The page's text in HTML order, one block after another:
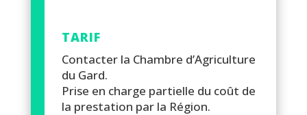
TARIF
Contacter la Chambre d’Agriculture
du Gard.
Prise en charge partielle du coût de
la prestation par la Région.